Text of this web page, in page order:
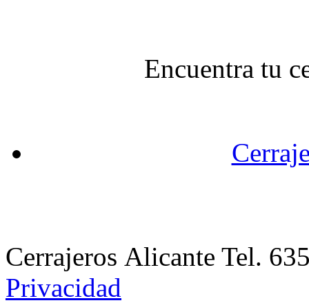
Encuentra tu
Cerrajeros Alicante Tel.
Privacidad